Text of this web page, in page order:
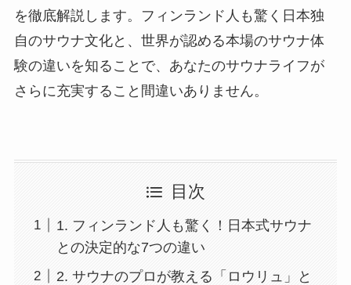
を徹底解説します。フィンランド人も驚く日本独
自のサウナ文化と、世界が認める本場のサウナ体
験の違いを知ることで、あなたのサウナライフが
さらに充実すること間違いありません。
目次
1. フィンランド人も驚く！日本式サウナ
との決定的な7つの違い
2. サウナのプロが教える「ロウリュ」と